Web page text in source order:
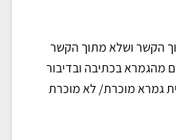
הקשר ושלא מתוך הקשר
מהגמרא בכתיבה ובדיבור
גמרא מוכרת/ לא מוכרת